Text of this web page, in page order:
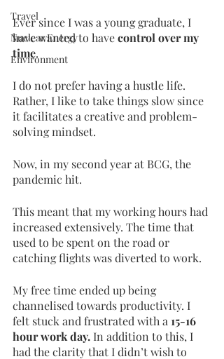
Travel
Nuclear Energy
Environment
Ever since I was a young graduate, I
have wanted to have control over my
time.
I do not prefer having a hustle life.
Rather, I like to take things slow since
it facilitates a creative and problem-
solving mindset.
Now, in my second year at BCG, the
pandemic hit.
This meant that my working hours had
increased extensively. The time that
used to be spent on the road or
catching flights was diverted to work.
My free time ended up being
channelised towards productivity. I
felt stuck and frustrated with a 15-16
hour work day. In addition to this, I
had the clarity that I didn’t wish to